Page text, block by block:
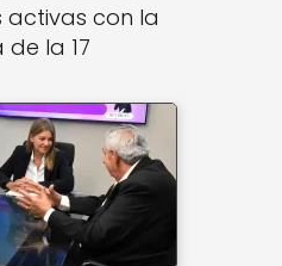
con la
la 17